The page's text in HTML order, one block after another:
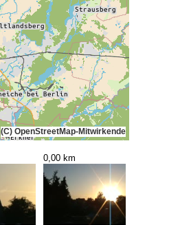
(C) OpenStreetMap-Mitwirkende
0,00 km